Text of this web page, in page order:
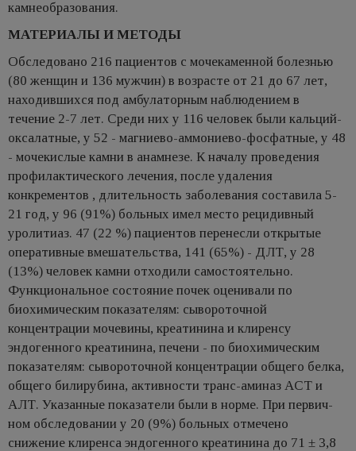
камнеобразования.
МАТЕРИАЛЫ И МЕТОДЫ
Обследовано 216 пациентов с мочекаменной болезнью
(80 женщин и 136 мужчин) в возрасте от 21 до 67 лет,
находившихся под амбулаторным наблюдением в
течение 2-7 лет. Среди них у 116 человек были кальций-
оксалатные, у 52 - магниево-аммониево-фосфатные, у 48
- мочекислые камни в анамнезе. К началу проведения
профилактического лечения, после удаления
конкрементов , длительность заболевания составила 5-
21 год, у 96 (91%) больных имел место рецидивный
уролитиаз. 47 (22 %) пациентов перенесли открытые
оперативные вмешательства, 141 (65%) - ДЛТ, у 28
(13%) человек камни отходили самостоятельно.
Функциональное состояние почек оценивали по
биохимическим показателям: сывороточной
концентрации мочевины, креатинина и клиренсу
эндогенного креатинина, печени - по биохимическим
показателям: сывороточной концентрации общего белка,
общего билирубина, активности транс-аминаз ACT и
АЛТ. Указанные показатели были в норме. При первич­
ном обследовании у 20 (9%) боль­ных отмечено
снижение клиренса эндогенного креатинина до 71 ± 3,8